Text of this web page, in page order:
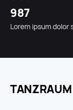
987
Lorem ipsum dolor